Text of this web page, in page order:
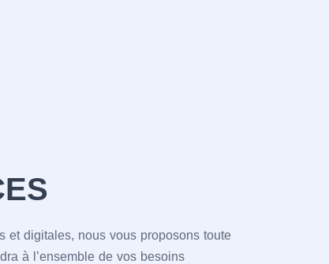
et digitales, nous vous proposons toute
à l’ensemble de vos besoins